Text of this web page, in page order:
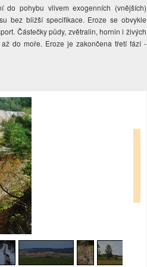
pohybu vlivem exogenních (vnějších)
bez bližší specifikace. Eroze se obvykle
Částečky půdy, zvětralin, hornin i živých
do moře. Eroze je zakončena třetí fází -